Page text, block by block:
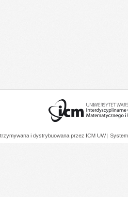
i dystrybuowana przez ICM UW |